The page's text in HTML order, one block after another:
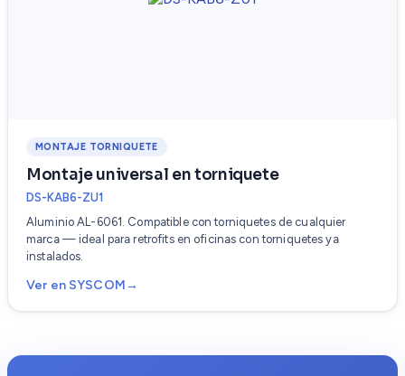
MONTAJE TORNIQUETE
Montaje universal en torniquete
DS-KAB6-ZU1
Aluminio AL-6061. Compatible con torniquetes de cualquier
marca — ideal para retrofits en oficinas con torniquetes ya
instalados.
Ver en SYSCOM